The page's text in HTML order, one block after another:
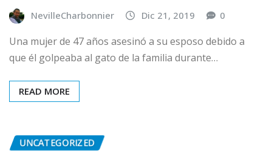
NevilleCharbonnier Dic 21, 2019 0
Una mujer de 47 años asesinó a su esposo debido a
que él golpeaba al gato de la familia durante…
READ MORE
UNCATEGORIZED